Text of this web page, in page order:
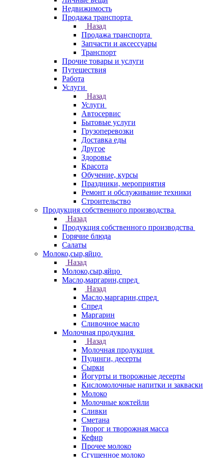
Недвижимость
Продажа транспорта
Назад
Продажа транспорта
Запчасти и аксессуары
Транспорт
Прочие товары и услуги
Путешествия
Работа
Услуги
Назад
Услуги
Автосервис
Бытовые услуги
Грузоперевозки
Доставка еды
Другое
Здоровье
Красота
Обучение, курсы
Праздники, мероприятия
Ремонт и обслуживание техники
Строительство
Продукция собственного производства
Назад
Продукция собственного производства
Горячие блюда
Салаты
Молоко,сыр,яйцо
Назад
Молоко,сыр,яйцо
Масло,маргарин,спред
Назад
Масло,маргарин,спред
Спред
Маргарин
Сливочное масло
Молочная продукция
Назад
Молочная продукция
Пудинги, десерты
Сырки
Йогурты и творожные десерты
Кисломолочные напитки и закваски
Молоко
Молочные коктейли
Сливки
Сметана
Творог и творожная масса
Кефир
Прочее молоко
Сгущенное молоко